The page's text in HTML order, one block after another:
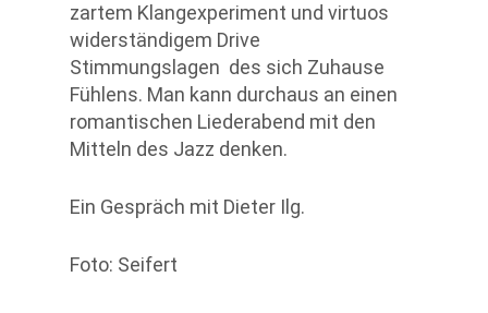
zartem Klangexperiment und virtuos
widerständigem Drive
Stimmungslagen des sich Zuhause
Fühlens. Man kann durchaus an einen
romantischen Liederabend mit den
Mitteln des Jazz denken.
Ein Gespräch mit Dieter Ilg.
Foto: Seifert